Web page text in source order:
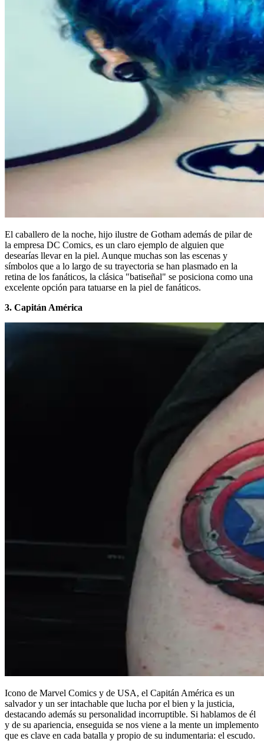
El caballero de la noche, hijo ilustre de Gotham además de pilar de
la empresa DC Comics, es un claro ejemplo de alguien que
desearías llevar en la piel. Aunque muchas son las escenas y
símbolos que a lo largo de su trayectoria se han plasmado en la
retina de los fanáticos, la clásica "batiseñal" se posiciona como una
excelente opción para tatuarse en la piel de fanáticos.
3. Capitán América
Icono de Marvel Comics y de USA, el Capitán América es un
salvador y un ser intachable que lucha por el bien y la justicia,
destacando además su personalidad incorruptible. Si hablamos de él
y de su apariencia, enseguida se nos viene a la mente un implemento
que es clave en cada batalla y propio de su indumentaria: el escudo.